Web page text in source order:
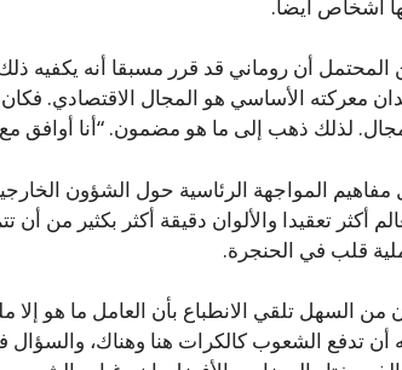
أشخاص أيضا.
المحتمل أن روماني قد قرر مسبقا أنه يكفيه
معركته الأساسي هو المجال الاقتصادي.
لذلك ذهب إلى ما هو مضمون. “أنا أوافق
مفاهيم المواجهة الرئاسية حول الشؤون
أكثر تعقيدا والألوان دقيقة أكثر بكثير من أن
قلب في الحنجرة.
من السهل تلقي الانطباع بأن العامل ما هو
أن تدفع الشعوب كالكرات هنا وهناك،